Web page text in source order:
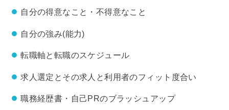
自分の得意なこと・不得意なこと
自分の強み(能力)
転職軸と転職のスケジュール
求人選定とその求人と利用者のフィット度合い
職務経歴書・自己PRのブラッシュアップ